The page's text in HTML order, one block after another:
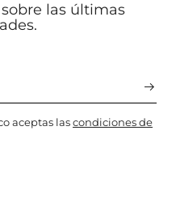
las últimas
aceptas lascondiciones de